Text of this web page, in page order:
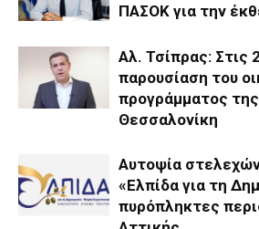
ΠΑΣΟΚ για την
Αλ. Τσίπρας: Στις
παρουσίαση του
προγράμματος
Θεσσαλονίκη
Αυτοψία
«Ελπίδα για τη
πυρόπληκτες